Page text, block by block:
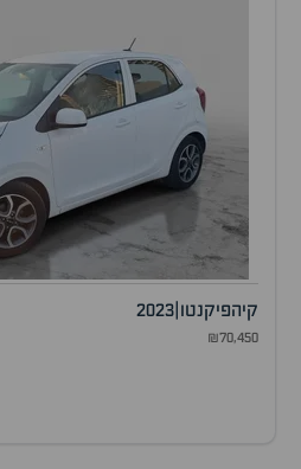
קיהפיקנטו 2023
₪70,450